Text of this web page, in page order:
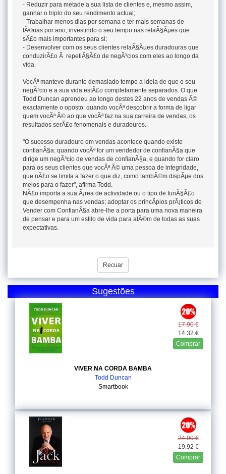
- Reduzir para metade a sua lista de clientes e, mesmo assim,
ganhar o triplo do seu rendimento actual;
- Trabalhar menos dias por semana e ter mais semanas de
fÃ©rias por ano, investindo o seu tempo nas relaÃ§Ãµes que
sÃ£o mais importantes para si;
- Desenvolver com os seus clientes relaÃ§Ãµes duradouras que
conduzirÃ£o Ã repetiÃ§Ã£o de negÃ³cios com eles ao longo da
vida.
VocÃª manteve durante demasiado tempo a ideia de que o seu
negÃ³cio e a sua vida estÃ£o completamente separados. O que
Todd Duncan aprendeu ao longo destes 22 anos de vendas Ã©
exactamente o oposto: quando vocÃª descobrir a forma de ligar
quem vocÃª Ã© ao que vocÃª faz na sua carreira de vendas, os
resultados serÃ£o fenomenais e duradouros.
"O sucesso duradouro em vendas acontece quando existe
confianÃ§a: quando vocÃª for um vendedor de confianÃ§a que
dirige um negÃ³cio de vendas de confianÃ§a, e quando for claro
para os seus clientes que vocÃª Ã© uma pessoa de integridade,
que nÃ£o se limita a fazer o que diz, como tambÃ©m dispÃµe dos
meios para o fazer", afirma Todd.
NÃ£o importa a sua Ã¡rea de actividade ou o tipo de funÃ§Ã£o
que desempenha nas vendas; adoptar os princÃ­pios prÃ¡ticos de
Vender com ConfianÃ§a abre-lhe a porta para uma nova maneira
de pensar e para um estilo de vida para alÃ©m de todas as suas
expectativas.
Recuar
Sugestões
17.90 €
14.32 €
Comprar
VIVER NA CORDA BAMBA
Todd Duncan
Smartbook
24.90 €
19.92 €
Comprar